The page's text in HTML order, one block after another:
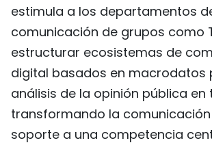
estimula a los departamentos
comunicación de grupos como
estructurar ecosistemas de
digital basados en macrodatos
análisis de la opinión pública en
transformando la
soporte a una competencia